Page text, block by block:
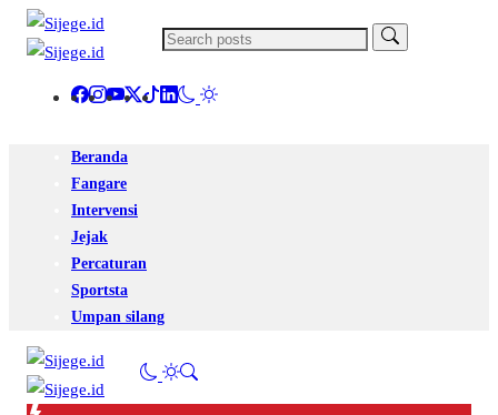
Beranda
Fangare
Intervensi
Jejak
Percaturan
Sportsta
Umpan silang